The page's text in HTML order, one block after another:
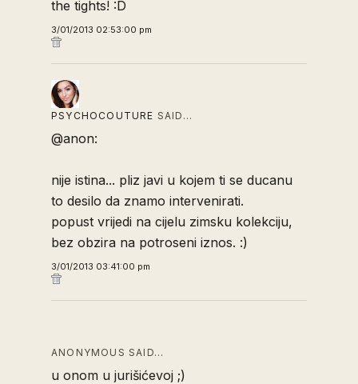
the tights! :D
3/01/2013 02:53:00 pm
PSYCHOCOUTURE SAID…
@anon:
nije istina... pliz javi u kojem ti se ducanu
to desilo da znamo intervenirati.
popust vrijedi na cijelu zimsku kolekciju,
bez obzira na potroseni iznos. :)
3/01/2013 03:41:00 pm
ANONYMOUS SAID…
u onom u jurišićevoj ;)